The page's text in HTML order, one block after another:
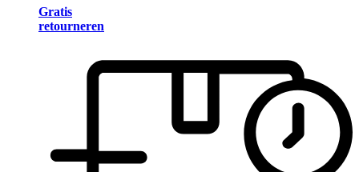
Gratis
retourneren